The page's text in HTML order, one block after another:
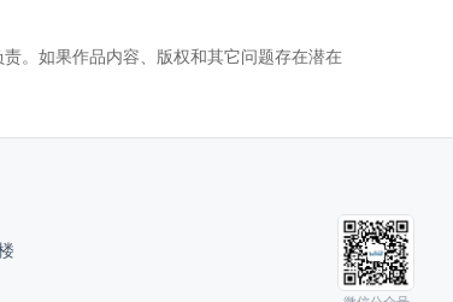
。如果作品内容、版权和其它问题存在潜在